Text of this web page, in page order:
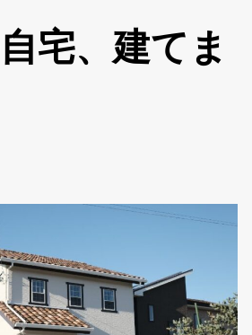
宅、建てま